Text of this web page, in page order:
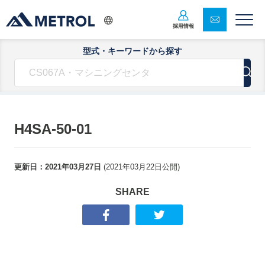
採用情報
型式・キーワードから探す
H4SA-50-01
更新日： 2021年03月27日 (2021年03月22日 公開)
SHARE